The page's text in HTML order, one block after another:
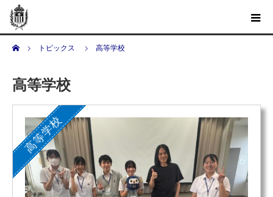
トピックス
高等学校
高等学校
高等学校